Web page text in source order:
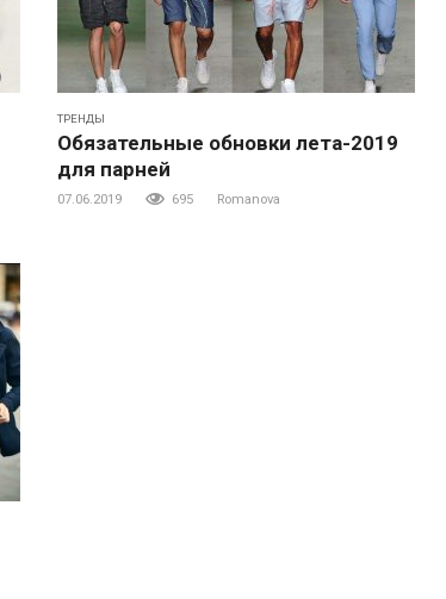
ТРЕНДЫ
Обязательные обновки лета-2019
для парней
07.06.2019 695 Romanova